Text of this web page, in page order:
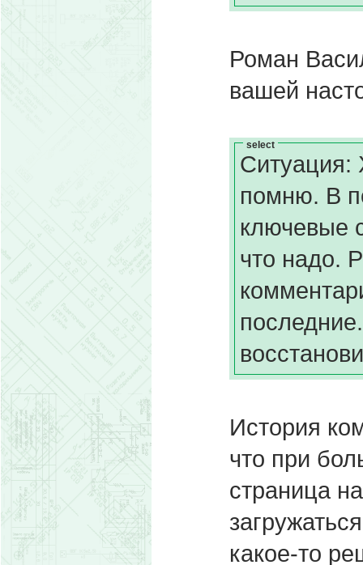
Роман
вашей
select
Ситуация:
помню. В
ключевые
что надо.
История
что при
страница
какое-то